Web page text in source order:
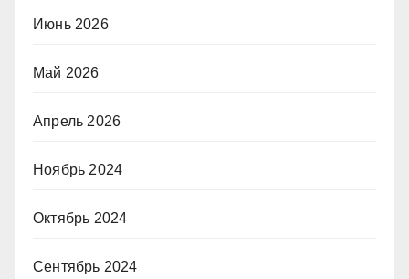
Июнь 2026
Май 2026
Апрель 2026
Ноябрь 2024
Октябрь 2024
Сентябрь 2024